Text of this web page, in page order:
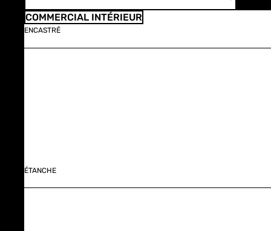
COMMERCIAL INTÉRIEUR
ENCASTRÉ
ÉTANCHE